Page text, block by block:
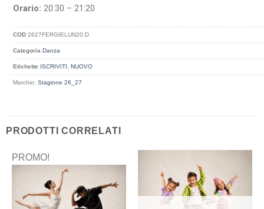
Orario: 20:30 – 21:20
COD2627FERGIELUN20.D
Categoria Danza
Etichette ISCRIVITI , NUOVO
Marchio:Stagione 26_27
PRODOTTI CORRELATI
PROMO!